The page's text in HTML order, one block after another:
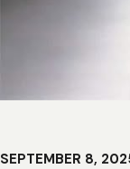
SEPTEMBER 8,